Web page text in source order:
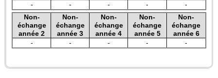
-
- - -
-
Non-
échange
année 2
Non-
échange
année 3
Non-
échange
année 4
Non-
échange
année 5
Non-
échange
année 6
-
- - - -